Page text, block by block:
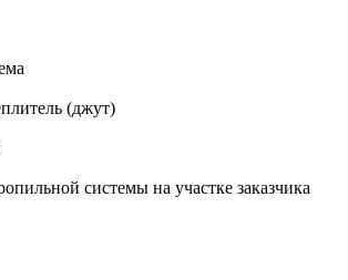
(джут)
системы на участке заказчика